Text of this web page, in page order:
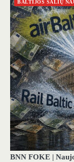
BALTIJOS ŠALIŲ
BNN FOKE |